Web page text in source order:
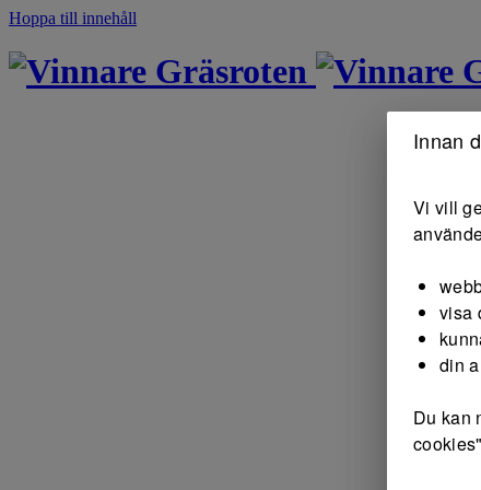
Hoppa till innehåll
Gräsroten
Innan
Vi vill
visa
din
Du kan